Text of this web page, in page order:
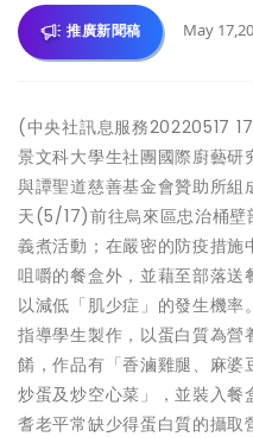
推廣新聞稿 May
(中央社訊息服務20220517
景文科大學生社團國際廚藝
與譚聖道慈善基金會贊助所
天(5/17)前往烏來區忠治桶壁
義煮活動；在嚴密的防疫措
咀嚼的餐盒外，並藉至部落送
以減低「肌少症」的發生機
指導學生製作，以蛋白質為營
餚，作品有「香滷雞腿、麻
炒蛋及炒空心菜」，並裝入餐
耆老平常缺少得蛋白質的攝